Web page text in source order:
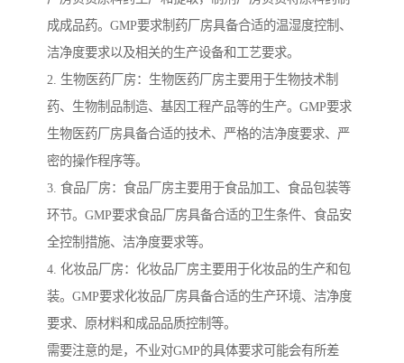
成成品药。GMP要求制药厂房具备合适的温湿度控制、
洁净度要求以及相关的生产设备和工艺要求。
2. 生物医药厂房：生物医药厂房主要用于生物技术制
药、生物制品制造、基因工程产品等的生产。GMP要求
生物医药厂房具备合适的技术、严格的洁净度要求、严
密的操作程序等。
3. 食品厂房：食品厂房主要用于食品加工、食品包装等
环节。GMP要求食品厂房具备合适的卫生条件、食品安
全控制措施、洁净度要求等。
4. 化妆品厂房：化妆品厂房主要用于化妆品的生产和包
装。GMP要求化妆品厂房具备合适的生产环境、洁净度
要求、原材料和成品品质控制等。
需要注意的是，不业对GMP的具体要求可能会有所差